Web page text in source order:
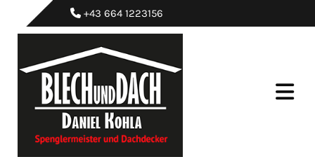
 +43 664 1223156